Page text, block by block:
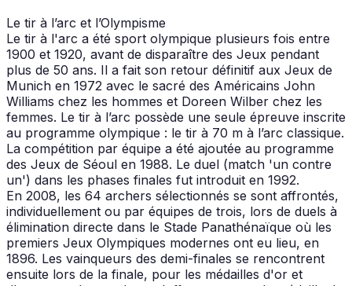
Le tir à l’arc et l’Olympisme
Le tir à l'arc a été sport olympique plusieurs fois entre
1900 et 1920, avant de disparaître des Jeux pendant
plus de 50 ans. Il a fait son retour définitif aux Jeux de
Munich en 1972 avec le sacré des Américains John
Williams chez les hommes et Doreen Wilber chez les
femmes. Le tir à l’arc possède une seule épreuve inscrite
au programme olympique : le tir à 70 m à l’arc classique.
La compétition par équipe a été ajoutée au programme
des Jeux de Séoul en 1988. Le duel (match 'un contre
un') dans les phases finales fut introduit en 1992.
En 2008, les 64 archers sélectionnés se sont affrontés,
individuellement ou par équipes de trois, lors de duels à
élimination directe dans le Stade Panathénaïque où les
premiers Jeux Olympiques modernes ont eu lieu, en
1896. Les vainqueurs des demi-finales se rencontrent
ensuite lors de la finale, pour les médailles d'or et